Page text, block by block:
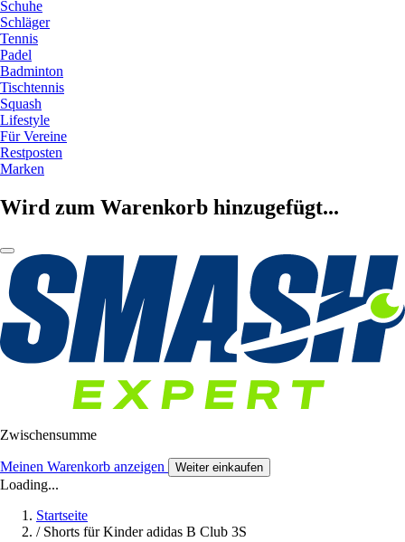
Schuhe
Schläger
Tennis
Padel
Badminton
Tischtennis
Squash
Lifestyle
Für Vereine
Restposten
Marken
Wird zum Warenkorb hinzugefügt...
Zwischensumme
Meinen Warenkorb anzeigen Weiter einkaufen
Loading...
Startseite
/ Shorts für Kinder adidas B Club 3S